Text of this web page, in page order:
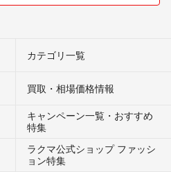
カテゴリ一覧
買取・相場価格情報
キャンペーン一覧・おすすめ
特集
ラクマ公式ショップ ファッシ
ョン特集